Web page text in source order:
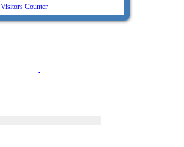
Visitors Counter